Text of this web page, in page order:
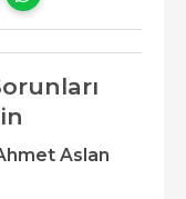
Aslan